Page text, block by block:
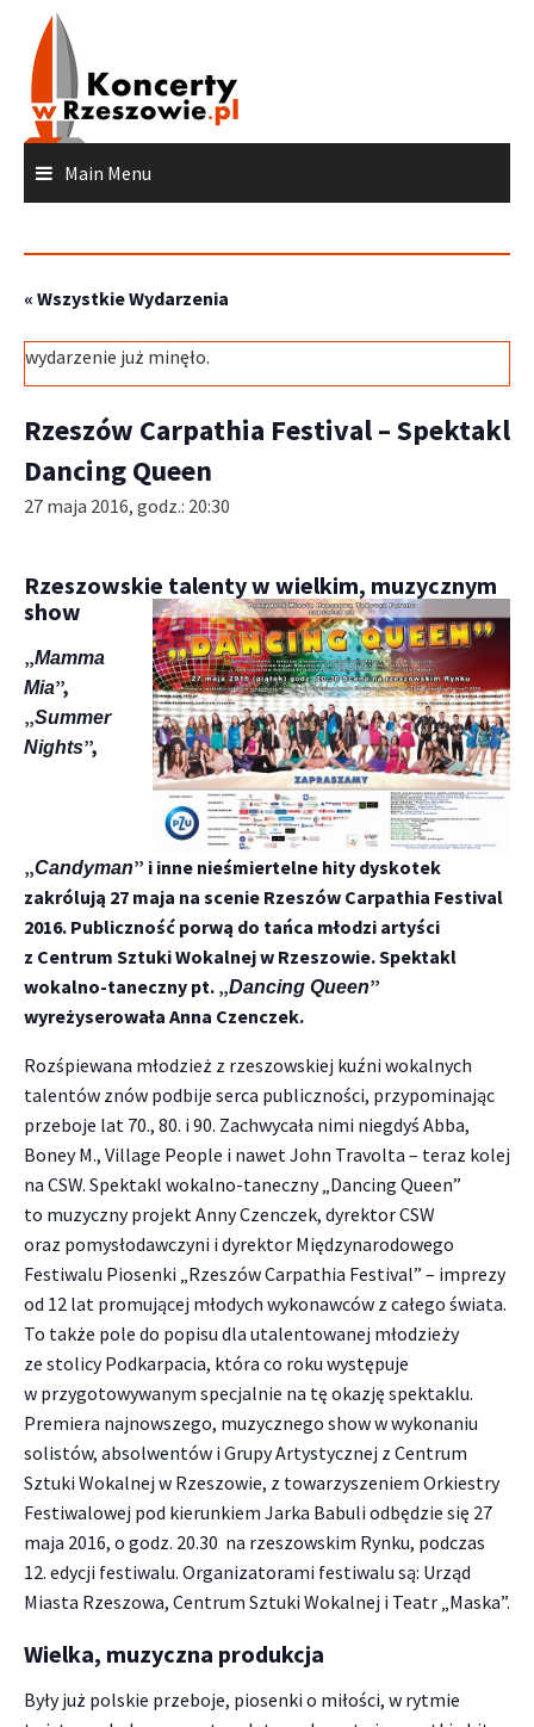
content
Main Menu
« Wszystkie Wydarzenia
wydarzenie już minęło.
Rzeszów Carpathia Festival – Spektakl
Dancing Queen
27 maja 2016, godz.: 20:30
Rzeszowskie talenty w wielkim, muzycznym
show
„Mamma
Mia”,
„Summer
Nights”,
„Candyman” i inne nieśmiertelne hity dyskotek
zakrólują 27 maja na scenie Rzeszów Carpathia Festival
2016. Publiczność porwą do tańca młodzi artyści
z Centrum Sztuki Wokalnej w Rzeszowie. Spektakl
wokalno-taneczny pt. „Dancing Queen”
wyreżyserowała Anna Czenczek.
Rozśpiewana młodzież z rzeszowskiej kuźni wokalnych
talentów znów podbije serca publiczności, przypominając
przeboje lat 70., 80. i 90. Zachwycała nimi niegdyś Abba,
Boney M., Village People i nawet John Travolta – teraz kolej
na CSW. Spektakl wokalno-taneczny „Dancing Queen”
to muzyczny projekt Anny Czenczek, dyrektor CSW
oraz pomysłodawczyni i dyrektor Międzynarodowego
Festiwalu Piosenki „Rzeszów Carpathia Festival” – imprezy
od 12 lat promującej młodych wykonawców z całego świata.
To także pole do popisu dla utalentowanej młodzieży
ze stolicy Podkarpacia, która co roku występuje
w przygotowywanym specjalnie na tę okazję spektaklu.
Premiera najnowszego, muzycznego show w wykonaniu
solistów, absolwentów i Grupy Artystycznej z Centrum
Sztuki Wokalnej w Rzeszowie, z towarzyszeniem Orkiestry
Festiwalowej pod kierunkiem Jarka Babuli odbędzie się 27
maja 2016, o godz. 20.30 na rzeszowskim Rynku, podczas
12. edycji festiwalu. Organizatorami festiwalu są: Urząd
Miasta Rzeszowa, Centrum Sztuki Wokalnej i Teatr „Maska”.
Wielka, muzyczna produkcja
Były już polskie przeboje, piosenki o miłości, w rytmie